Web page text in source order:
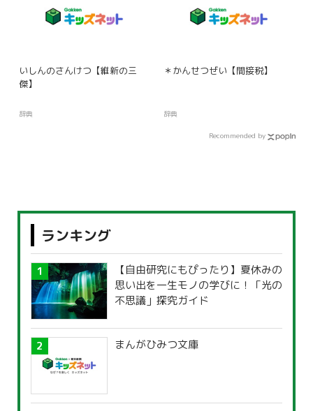
いしんのさんけつ【維新の三
傑】
辞典
＊かんせつぜい【間接税】
辞典
Recommended by
ランキング
【自由研究にもぴったり】夏休みの
思い出を一生モノの学びに！「光の
不思議」探究ガイド
まんがひみつ文庫